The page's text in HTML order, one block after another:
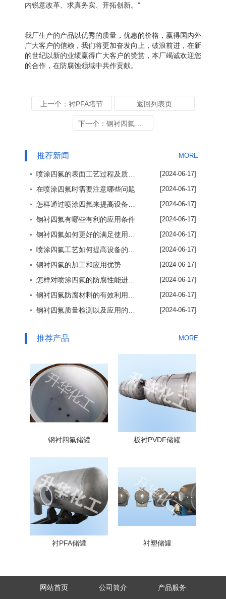
内锐意改革、求真务实、开拓创新。”
我厂生产的产品以优秀的质量，优惠的价格，赢得国内外
广大客户的信赖，我们将更加奋发向上，破浪前进，在新
的世纪以新的业绩赢得广大客户的赞赏，本厂竭诚欢迎您
的合作，在防腐蚀领域中共作贡献。
上一个：衬PFA塔节 返回列表页
推荐新闻 MORE
[2024-06-17]
◦ 在喷涂四氟时需要注意哪些问题 [2024-06-17]
[2024-06-17]
◦ 钢衬四氟有哪些有利的应用条件 [2024-06-17]
[2024-06-17]
[2024-06-17]
◦ 钢衬四氟的加工和应用优势 [2024-06-17]
[2024-06-17]
[2024-06-17]
[2024-06-17]
推荐产品 MORE
钢衬四氟储罐 板衬PVDF储罐
衬PFA储罐 衬塑储罐
网站首页 公司简介 产品服务